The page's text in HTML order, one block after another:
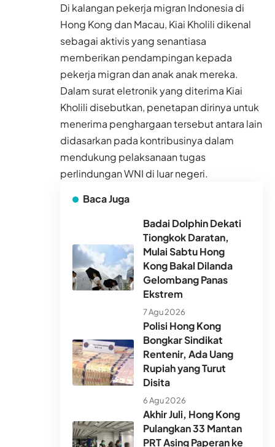
Di kalangan pekerja migran Indonesia di
Hong Kong dan Macau, Kiai Kholili dikenal
sebagai aktivis yang senantiasa
memberikan pendampingan kepada
pekerja migran dan anak anak mereka.
Dalam surat eletronik yang diterima Kiai
Kholili disebutkan, penetapan dirinya untuk
menerima penghargaan tersebut antara lain
didasarkan pada kontribusinya dalam
mendukung pelaksanaan tugas
perlindungan WNI di luar negeri.
Baca Juga
Badai Dolphin Dekati
Tiongkok Daratan,
Mulai Sabtu Hong
Kong Bakal Dilanda
Gelombang Panas
Ekstrem
7 Agu 2026
Polisi Hong Kong
Bongkar Sindikat
Rentenir, Ada Uang
Rupiah yang Turut
Disita
6 Agu 2026
Akhir Juli, Hong Kong
Pulangkan 33 Mantan
PRT Asing Paperan ke